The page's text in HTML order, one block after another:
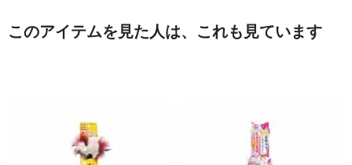
このアイテムを見た人は、これも見ています